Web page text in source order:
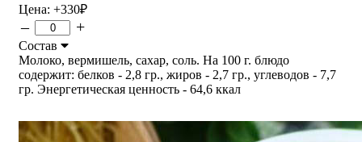
Цена: +330₽
– +
Состав
Молоко, вермишель, сахар, соль. На 100 г. блюдо
содержит: белков - 2,8 гр., жиров - 2,7 гр., углеводов - 7,7
гр. Энергетическая ценность - 64,6 ккал